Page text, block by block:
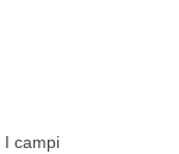
I campi